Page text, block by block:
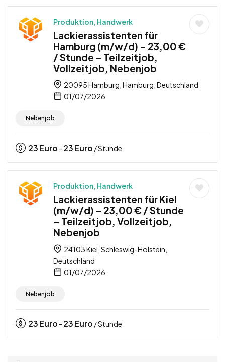
Produktion, Handwerk
Lackierassistenten für
Hamburg (m/w/d) – 23,00 €
/ Stunde – Teilzeitjob,
Vollzeitjob, Nebenjob
20095 Hamburg, Hamburg, Deutschland
01/07/2026
Nebenjob
23Euro - 23Euro / Stunde
Produktion, Handwerk
Lackierassistenten für Kiel
(m/w/d) – 23,00 € / Stunde
– Teilzeitjob, Vollzeitjob,
Nebenjob
24103 Kiel, Schleswig-Holstein,
Deutschland
01/07/2026
Nebenjob
23Euro - 23Euro / Stunde